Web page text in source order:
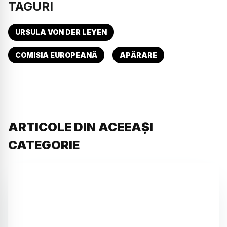
TAGURI
URSULA VON DER LEYEN
COMISIA EUROPEANĂ APĂRARE
ARTICOLE DIN ACEEAȘI
CATEGORIE